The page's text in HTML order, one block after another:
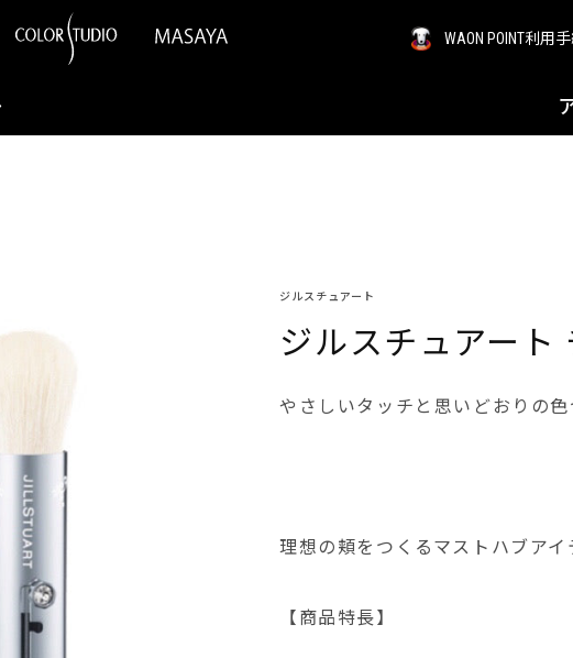
WAON POINT利用
ジルスチュアート
ジルスチュアート
やさしいタッチと思いどおりの色
理想の頬をつくるマストハブアイ
【商品特長】